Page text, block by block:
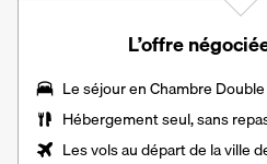
L’offre
Le séjour enChambre
Hébergement seul, sans
Les vols au départ de la ville